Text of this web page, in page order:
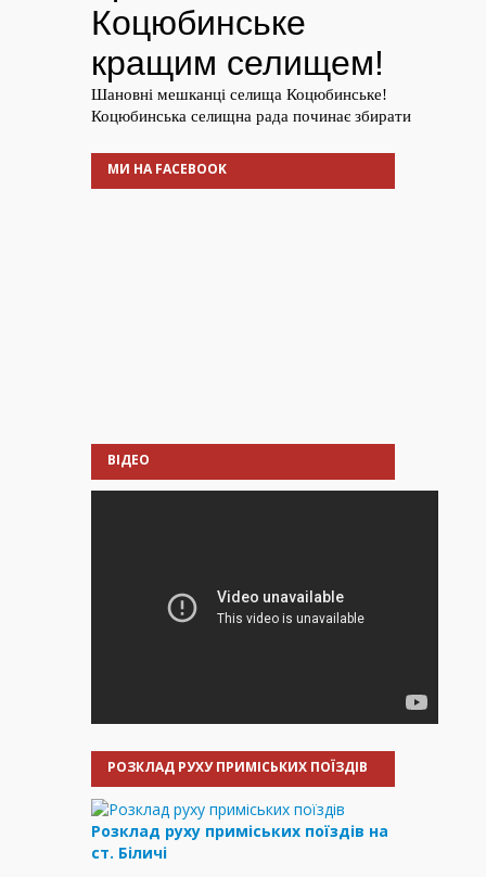
МИ НА FACEBOOK
ВІДЕО
РОЗКЛАД РУХУ ПРИМІСЬКИХ ПОЇЗДІВ
Розклад руху приміських поїздів на
ст. Біличі